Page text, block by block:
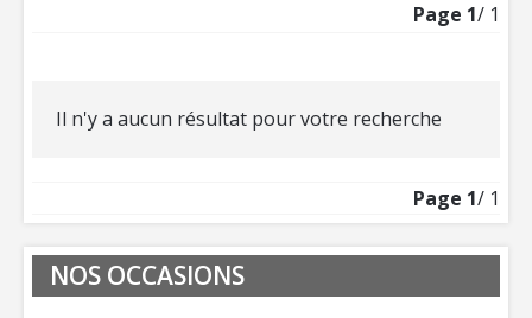
Page 1/ 1
Il n'y a aucun résultat pour votre recherche
Page 1/ 1
NOS OCCASIONS